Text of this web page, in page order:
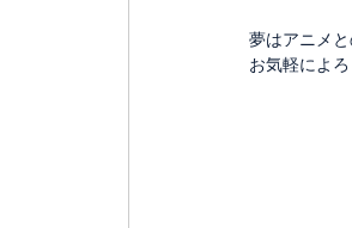
夢はアニメ
お気軽によ